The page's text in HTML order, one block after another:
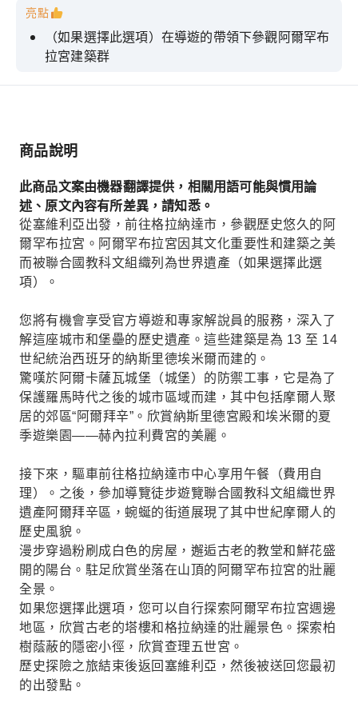
亮點
（如果選擇此選項）在導遊的帶領下參觀阿爾罕布
拉宮建築群
（如果選擇此選項）可免去前往阿爾罕布拉宮的漫
爾人城區
商品說明
此商品文案由機器翻譯提供，相關用語可能與慣用論
述、原文內容有所差異，請知悉。
從塞維利亞出發，前往格拉納達市，參觀歷史悠久的阿
爾罕布拉宮。阿爾罕布拉宮因其文化重要性和建築之美
而被聯合國教科文組織列為世界遺產（如果選擇此選
項）。
您將有機會享受官方導遊和專家解說員的服務，深入了
解這座城市和堡壘的歷史遺產。這些建築是為 13 至 14
世紀統治西班牙的納斯里德埃米爾而建的。
驚嘆於阿爾卡薩瓦城堡（城堡）的防禦工事，它是為了
保護羅馬時代之後的城市區域而建，其中包括摩爾人聚
居的郊區“阿爾拜辛”。欣賞納斯里德宮殿和埃米爾的夏
季遊樂園——赫內拉利費宮的美麗。
接下來，驅車前往格拉納達市中心享用午餐（費用自
理）。之後，參加導覽徒步遊覽聯合國教科文組織世界
遺產阿爾拜辛區，蜿蜒的街道展現了其中世紀摩爾人的
歷史風貌。
漫步穿過粉刷成白色的房屋，邂逅古老的教堂和鮮花盛
開的陽台。駐足欣賞坐落在山頂的阿爾罕布拉宮的壯麗
全景。
如果您選擇此選項，您可以自行探索阿爾罕布拉宮週邊
地區，欣賞古老的塔樓和格拉納達的壯麗景色。探索柏
樹蔭蔽的隱密小徑，欣賞查理五世宮。
歷史探險之旅結束後返回塞維利亞，然後被送回您最初
的出發點。